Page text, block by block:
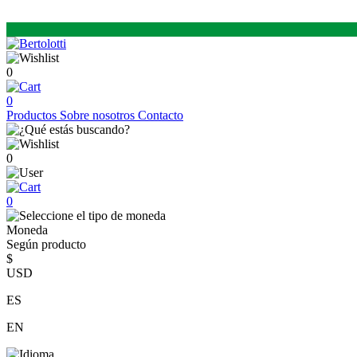
0
0
Productos Sobre nosotros Contacto
0
0
Moneda
Según producto
$
USD
ES
EN